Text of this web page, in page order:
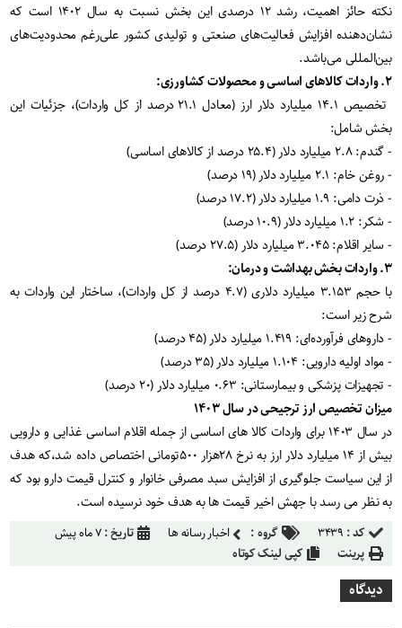
نکته حائز اهمیت، رشد ۱۲ درصدی این بخش نسبت به سال ۱۴۰۲ است که
نشان‌دهنده افزایش فعالیت‌های صنعتی و تولیدی کشور علی‌رغم محدودیت‌های
بین‌المللی می‌باشد.
۲. واردات کالاهای اساسی و محصولات کشاورزی:
تخصیص ۱۴.۱ میلیارد دلار ارز (معادل ۲۱.۱ درصد از کل واردات)، جزئیات این
بخش شامل:
- گندم: ۲.۸ میلیارد دلار (۲۵.۴ درصد از کالاهای اساسی)
- روغن خام: ۲.۱ میلیارد دلار (۱۹ درصد)
- ذرت دامی: ۱.۹ میلیارد دلار (۱۷.۲ درصد)
- شکر: ۱.۲ میلیارد دلار (۱۰.۹ درصد)
- سایر اقلام: ۳.۰۴۵ میلیارد دلار (۲۷.۵ درصد)
۳. واردات بخش بهداشت و درمان:
با حجم ۳.۱۵۳ میلیارد دلاری (۴.۷ درصد از کل واردات)، ساختار این واردات به
شرح زیر است:
- داروهای فرآورده‌ای: ۱.۴۱۹ میلیارد دلار (۴۵ درصد)
- مواد اولیه دارویی: ۱.۱۰۴ میلیارد دلار (۳۵ درصد)
- تجهیزات پزشکی و بیمارستانی: ۰.۶۳ میلیارد دلار (۲۰ درصد)
میزان تخصیص ارز ترجیحی در سال ۱۴۰۳
در سال ۱۴۰۳ برای واردات کالا های اساسی از جمله اقلام اساسی غذایی و دارویی
بیش از ۱۴ میلیارد دلار ارز به نرخ ۲۸هزار ۵۰۰تومانی اختصاص داده شد،که هدف
از این سیاست جلوگیری از افزایش سبد مصرفی خانوار و کنترل قیمت دارو بود که
به نظر می رسد با جهش اخیر قیمت ها به هدف خود نرسیده است.
کد : ۳۴۳۹ گروه : اخبار رسانه ها تاریخ :۷ ماه پیش
پرینت
کپی لینک کوتاه
دیدگاه